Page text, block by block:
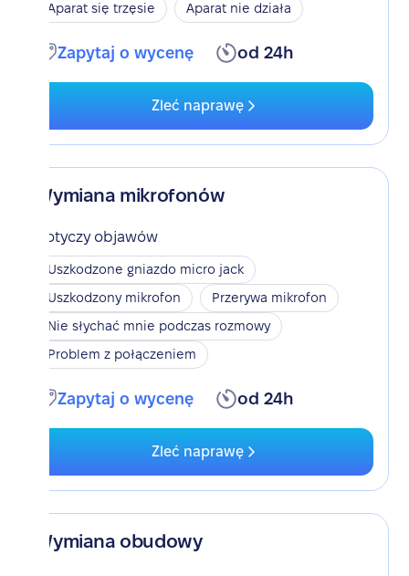
Aparat się trzęsie Aparat nie działa
Zapytaj o wycenę od 24h
Zleć naprawę
Wymiana mikrofonów
Dotyczy objawów
Uszkodzone gniazdo micro jack
Uszkodzony mikrofon
Przerywa mikrofon
Nie słychać mnie podczas rozmowy
Problem z połączeniem
Zapytaj o wycenę od 24h
Zleć naprawę
Wymiana obudowy